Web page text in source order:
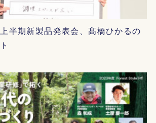
半期新製品発表会、髙橋ひかるの